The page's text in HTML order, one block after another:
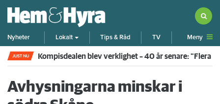
Nyheter Lokalt Tips & Råd TV Meny
JUST NU Kompisdealen blev verklighet – 40 år senare: "Flera
Avhysningarna minskar i